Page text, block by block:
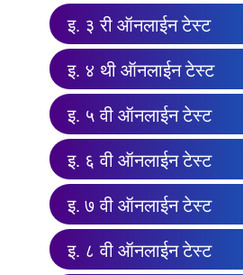
इ. ३ री ऑनलाईन टेस्ट
इ. ४ थी ऑनलाईन टेस्ट
इ. ५ वी ऑनलाईन टेस्ट
इ. ६ वी ऑनलाईन टेस्ट
इ. ७ वी ऑनलाईन टेस्ट
इ. ८ वी ऑनलाईन टेस्ट